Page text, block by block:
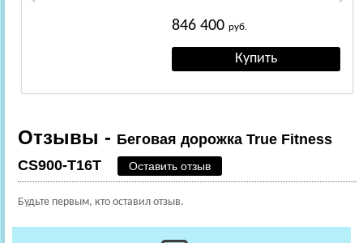
846 400 руб.
Отзывы - Беговая дорожка True Fitness
CS900-T16T
Оставить отзыв
Будьте первым, кто оставил отзыв.